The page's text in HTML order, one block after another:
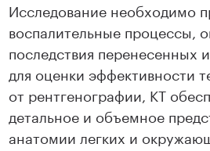
Исследование необходимо
воспалительные процессы,
последствия перенесенных
для оценки эффективности
от рентгенографии, КТ
детальное и объемное
анатомии легких и